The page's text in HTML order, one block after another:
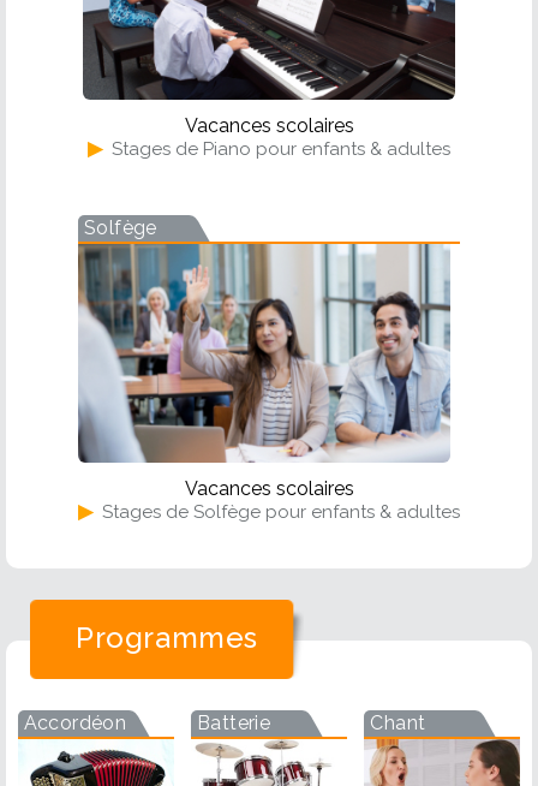
Vacances scolaires
▶ Stages de Piano pour enfants & adultes
Solfège
Vacances scolaires
▶ Stages de Solfège pour enfants & adultes
Programmes
Accordéon Batterie Chant